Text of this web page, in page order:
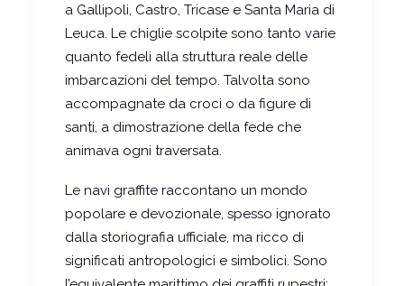
a Gallipoli, Castro, Tricase e Santa Maria di
Leuca. Le chiglie scolpite sono tanto varie
quanto fedeli alla struttura reale delle
imbarcazioni del tempo. Talvolta sono
accompagnate da croci o da figure di
santi, a dimostrazione della fede che
animava ogni traversata.
Le navi graffite raccontano un mondo
popolare e devozionale, spesso ignorato
dalla storiografia ufficiale, ma ricco di
significati antropologici e simbolici. Sono